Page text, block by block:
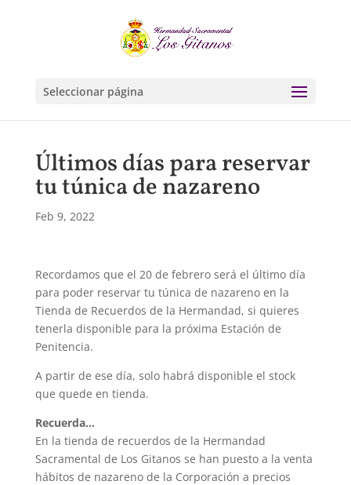
Seleccionar página
Últimos días para reservar
tu túnica de nazareno
Feb 9, 2022
Recordamos que el 20 de febrero será el último día
para poder reservar tu túnica de nazareno en la
Tienda de Recuerdos de la Hermandad, si quieres
tenerla disponible para la próxima Estación de
Penitencia.
A partir de ese día, solo habrá disponible el stock
que quede en tienda.
Recuerda…
En la tienda de recuerdos de la Hermandad
Sacramental de Los Gitanos se han puesto a la venta
hábitos de nazareno de la Corporación a precios